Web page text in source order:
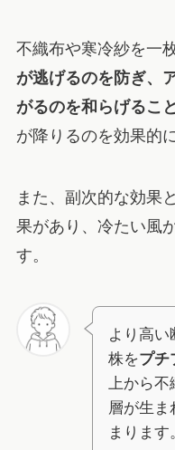
不織布や寒冷紗を一
が逃げるのを防ぎ、
がるのを和らげるこ
が降りるのを効果的
また、副次的な効果
果があり、冷たい風
す。
より高い
株をプチ
上から不
層が生ま
まります